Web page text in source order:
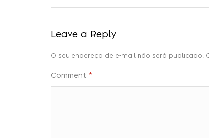
Leave a Reply
O seu endereço de e-mail não será publicado.
Comment *